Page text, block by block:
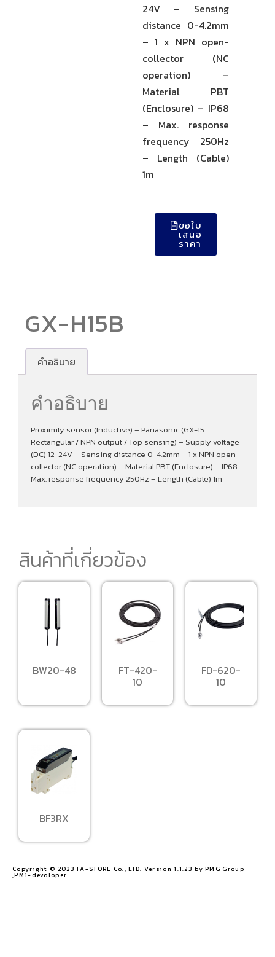
24V – Sensing
distance 0-4.2mm
– 1 x NPN open-
collector (NC
operation) –
Material PBT
(Enclosure) – IP68
– Max. response
frequency 250Hz
– Length (Cable)
1m
ขอใบ
เสนอ
ราคา
GX-H15B
คำอธิบาย
คำอธิบาย
Proximity sensor (Inductive) – Panasonic (GX-15
Rectangular / NPN output / Top sensing) – Supply voltage
(DC) 12-24V – Sensing distance 0-4.2mm – 1 x NPN open-
collector (NC operation) – Material PBT (Enclosure) – IP68 –
Max. response frequency 250Hz – Length (Cable) 1m
สินค้าที่เกี่ยวข้อง
BW20-48 FT-420-
10
FD-620-
10
BF3RX
Copyright © 2023 FA-STORE Co., LTD. Version 1.1.23 by PMG Group
,PM1-devoloper​